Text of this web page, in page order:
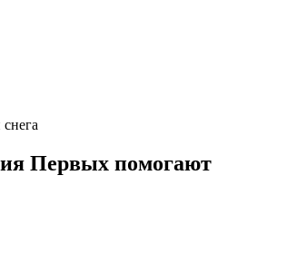
Первых помогают